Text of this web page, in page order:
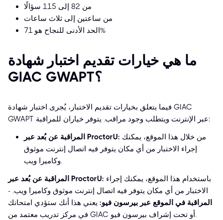
من 82 إلى 115 سؤالًا
من ساعتين إلى ثلاث ساعات
الحد الأدنى للنجاح هو 71%
ما هي خيارات تقديم اختبار شهادة
GIAC GWAPT؟
فيما يتعلق بخيارات تقديم الاختبار، يُجرى اختبار شهادة GIAC
GWAPT عبر الإنترنت ويتطلب وجود مراقب. يتوفر خياران للمراقبة:
المراقبة عن بُعد عبر ProctorU:
إجراء الاختبار من أي مكان يتوفر فيه اتصال إنترنت موثوق
وكاميرا ويب.
المراقبة عن بُعد عبر ProctorU:
الاختبار من أي مكان يتوفر فيه اتصال إنترنت موثوق وكاميرا ويب. -
المراقبة في الموقع عبر بيرسون فيو: يعني هذا أنك ستؤدي امتحانك
في مركز تدريب معتمد من GIAC أو تحت إشراف بيرسون فيو.